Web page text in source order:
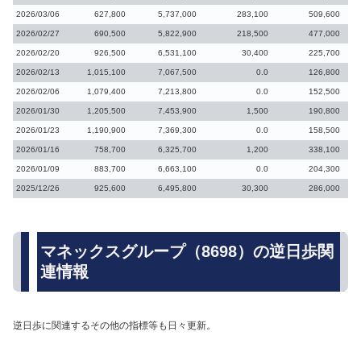
2026/03/06 627,800 5,737,000 283,100 509,600
2026/02/27 690,500 5,822,900 218,500 477,000
2026/02/20 926,500 6,531,100 30,400 225,700
2026/02/13 1,015,100 7,067,500 0.0 126,800
2026/02/06 1,079,400 7,213,800 0.0 152,500
2026/01/30 1,205,500 7,453,900 1,500 190,800
2026/01/23 1,190,900 7,369,300 0.0 158,500
2026/01/16 758,700 6,325,700 1,200 338,100
2026/01/09 883,700 6,663,100 0.0 204,300
2025/12/26 925,600 6,495,800 30,300 286,000
マネックスグループ（8698）の逆日歩関
連情報
逆日歩に関連するその他の指標等も日々更新。